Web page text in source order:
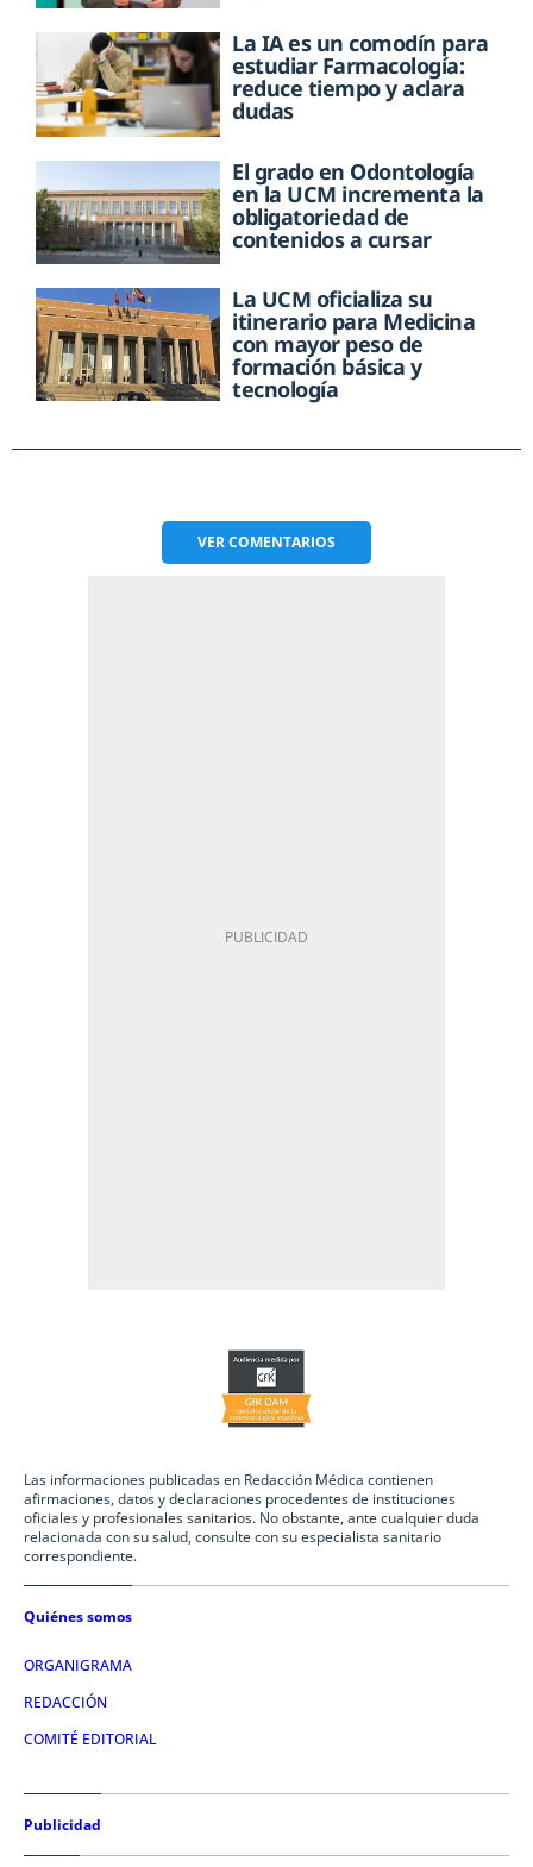
La IA es un comodín para
estudiar Farmacología:
reduce tiempo y aclara
dudas
El grado en Odontología
en la UCM incrementa la
obligatoriedad de
contenidos a cursar
La UCM oficializa su
itinerario para Medicina
con mayor peso de
formación básica y
tecnología
VERCOMENTARIOS
Las informaciones publicadas en Redacción Médica contienen
afirmaciones, datos y declaraciones procedentes de instituciones
oficiales y profesionales sanitarios. No obstante, ante cualquier duda
relacionada con su salud, consulte con su especialista sanitario
correspondiente.
Quiénes somos
ORGANIGRAMA
REDACCIÓN
COMITÉ EDITORIAL
Publicidad